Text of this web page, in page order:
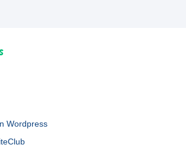
Wordpress